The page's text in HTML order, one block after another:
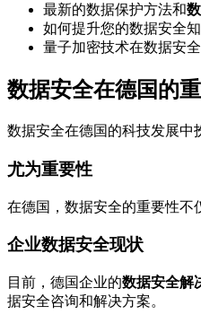
最新的数据保护方法和
如何提升您的数据安全
量子加密技术在数据安
数据安全在德国的
数据安全在德国的科技发展中
尤为重要性
在德国，数据安全的重要性不
企业数据安全现状
目前，德国企业的数据安全解
据安全咨询和解决方案。